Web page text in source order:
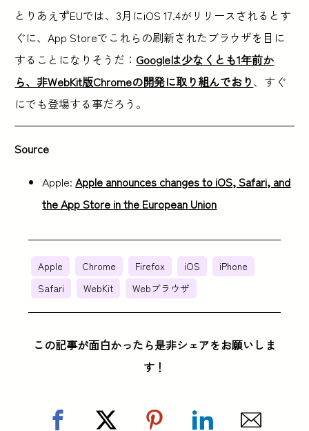
とりあえずEUでは、3月にiOS 17.4がリリースされるとす
ぐに、App Storeでこれらの刷新されたブラウザを目に
することになりそうだ： Googleは少なくとも1年前か
ら、非WebKit版Chromeの開発に取り組んでおり、すぐ
にでも登場する事だろう。
Source
Apple:Apple announces changes to iOS, Safari, and
the App Store in the European Union
Apple Chrome Firefox iOS
iPhone
Safari
WebKit Webブラウザ
この記事が面白かったら是非シェアをお願いしま
す！